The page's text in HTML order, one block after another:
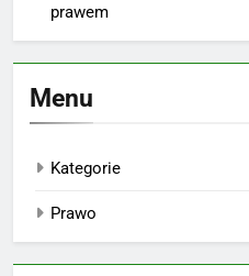
prawem
Menu
Kategorie
Prawo